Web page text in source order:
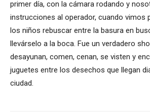
primer día, con la cámara rodando y
instrucciones al operador, cuando vimos
los niños rebuscar entre la basura en
llevárselo a la boca. Fue un verdadero
desayunan, comen, cenan, se visten y
juguetes entre los desechos que llegan
ciudad.